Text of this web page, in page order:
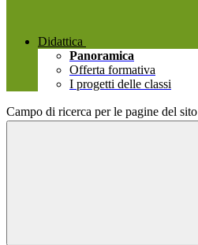
Didattica
Panoramica
Offerta formativa
I progetti delle classi
Campo di ricerca per le pagine del sito